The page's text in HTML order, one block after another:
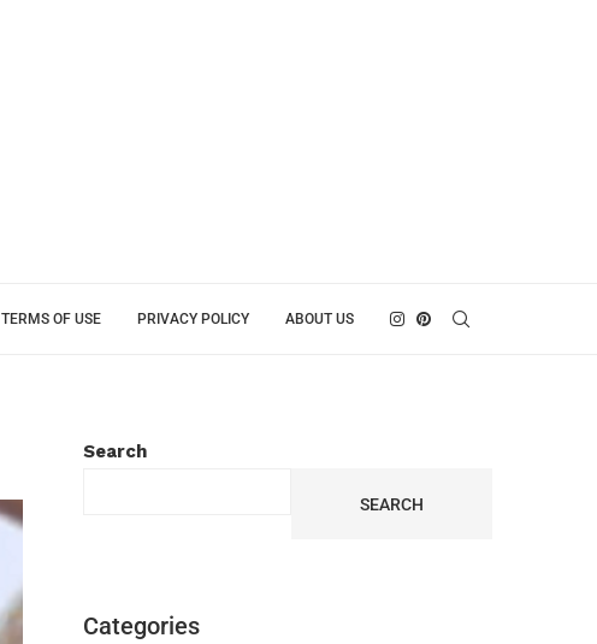
TERMS OF USE PRIVACY POLICY ABOUT US
Search
SEARCH
Categories